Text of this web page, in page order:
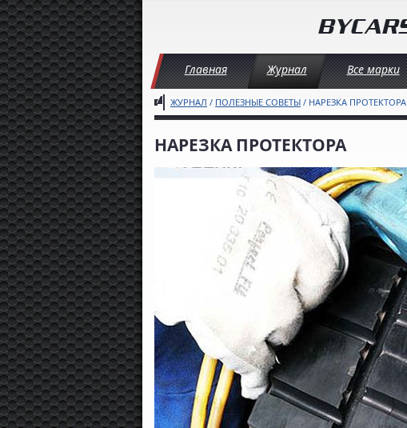
Главная Журнал Все марки
ЖУРНАЛ / ПОЛЕЗНЫЕ СОВЕТЫ / НАРЕЗКА ПРОТЕКТОРА
НАРЕЗКА ПРОТЕКТОРА